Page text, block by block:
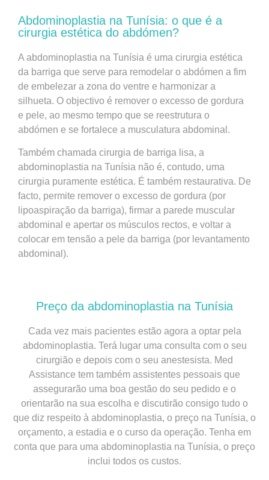
Abdominoplastia na Tunísia: o que é a
cirurgia estética do abdómen?
A abdominoplastia na Tunísia é uma cirurgia estética
da barriga que serve para remodelar o abdómen a fim
de embelezar a zona do ventre e harmonizar a
silhueta. O objectivo é remover o excesso de gordura
e pele, ao mesmo tempo que se reestrutura o
abdómen e se fortalece a musculatura abdominal.
Também chamada cirurgia de barriga lisa, a
abdominoplastia na Tunísia não é, contudo, uma
cirurgia puramente estética. É também restaurativa. De
facto, permite remover o excesso de gordura (por
lipoaspiração da barriga), firmar a parede muscular
abdominal e apertar os músculos rectos, e voltar a
colocar em tensão a pele da barriga (por levantamento
abdominal).
Preço da abdominoplastia na Tunísia
Cada vez mais pacientes estão agora a optar pela
abdominoplastia. Terá lugar uma consulta com o seu
cirurgião e depois com o seu anestesista. Med
Assistance tem também assistentes pessoais que
assegurarão uma boa gestão do seu pedido e o
orientarão na sua escolha e discutirão consigo tudo o
que diz respeito à abdominoplastia, o preço na Tunísia, o
orçamento, a estadia e o curso da operação. Tenha em
conta que para uma abdominoplastia na Tunísia, o preço
inclui todos os custos.